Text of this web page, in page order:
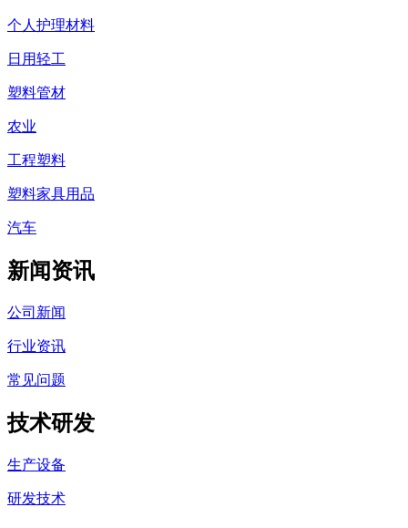
个人护理材料
日用轻工
塑料管材
农业
工程塑料
塑料家具用品
汽车
新闻资讯
公司新闻
行业资讯
常见问题
技术研发
生产设备
研发技术